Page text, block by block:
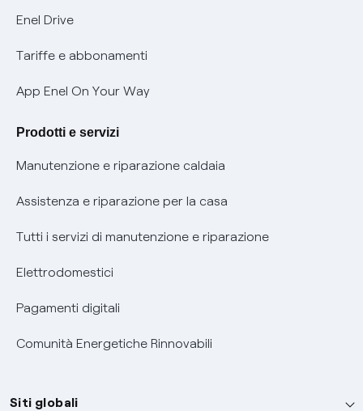
Mobilità Elettrica
Phishing e truffe online
Verifica chi ti ha chiamato
Informativa RAEE
Enel Drive
Tariffe e abbonamenti
App Enel On Your Way
Prodotti e servizi
Manutenzione e riparazione caldaia
Assistenza e riparazione per la casa
Tutti i servizi di manutenzione e riparazione
Elettrodomestici
Pagamenti digitali
Comunità Energetiche Rinnovabili
Siti globali